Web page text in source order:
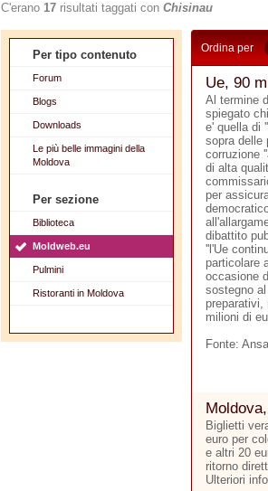
C'erano 17 risultati taggati con Chisinau
Per tipo contenuto
Forum
Blogs
Downloads
Le più belle immagini della
Moldova
Per sezione
Biblioteca
Moldweb.eu
Pulmini
Ristoranti in Moldova
Ordina per
Ue, 90
Al termine
spiegato
e' quella di
sopra delle
corruzione
di alta
per
dibattito
''l'Ue
particolare
occasione
sostegno
milioni di
Fonte: Ansa
Biglietti
euro per
e altri 20
ritorno
Ulteriori